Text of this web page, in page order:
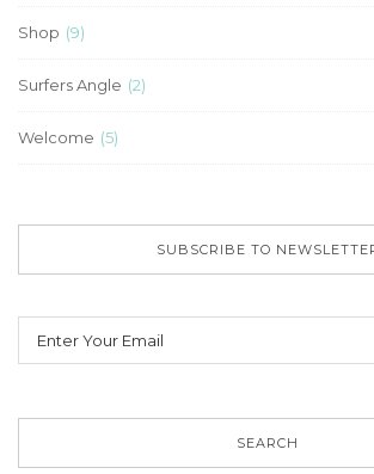
Shop (9)
Surfers Angle (2)
Welcome (5)
SUBSCRIBE TO
SEARCH